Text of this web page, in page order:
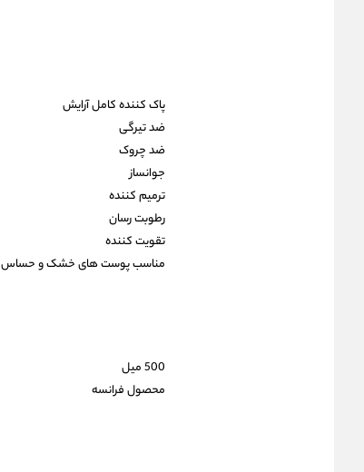
پاک کننده کامل آرایش
ضد تیرگی
ضد چروک
جوانساز
ترمیم کننده
رطوبت رسان
تقویت کننده
مناسب پوست های خشک و حساس
500 میل
محصول فرانسه